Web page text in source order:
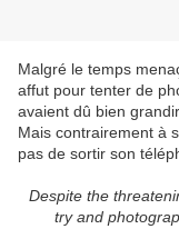
Malgré le temps
affut pour tenter de
avaient dû bien grandir.
Mais contrairement à
pas de sortir son
Despite the
try and